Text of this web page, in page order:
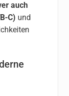
auch
C) und